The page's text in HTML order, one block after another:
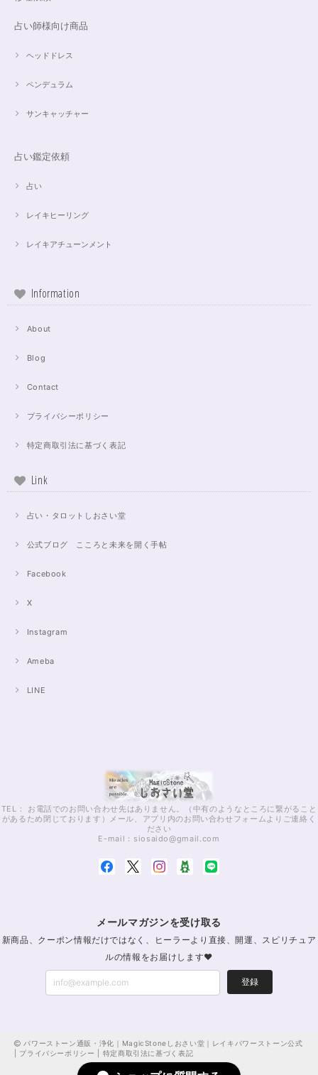
占い師様向け商品
ヘッドドレス
ペンデュラム
サンキャッチャー
占い鑑定依頼
占い
レイキヒーリング
レイキアチューンメント
Information
About
Blog
Contact
プライバシーポリシー
特定商取引法に基づく表記
Link
占い・タロットしおさい堂
公式ブログ こころと未来を開く手帖
Facebook
X
Instagram
Ameba
LINE
TEL： お電話でのお問い合わせ先はありません。（中有のようなところに繋がること
があるため閉じております）メール、アプリ内のお問い合わせフォームよりご連絡く
ださい
E-mail： siosaido@gmail.com
メールマガジンを受け取る
新商品、クーポン情報だけではなく、ヒーラーより直接、開運、スピリチュア
ルの情報をお届けします♥
登録
パワーストーン通販・浄化｜MagicStoneしおさい堂｜レイキパワーストーン公式
プライバシーポリシー 特定商取引法に基づく表記